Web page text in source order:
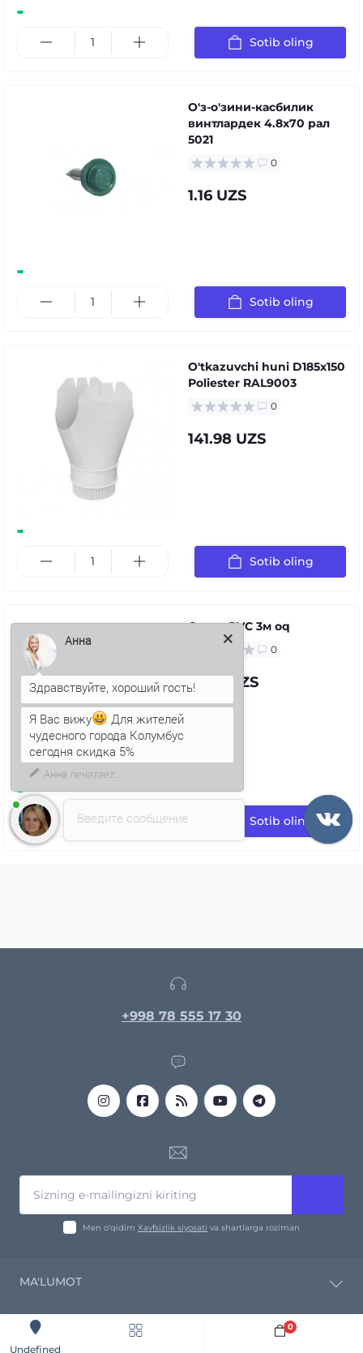
Undefined
0
Sotib oling
Sotib oling
О'з-о'зини-касбилик
винтлардек 4.8x70 рал
5021
0
1.16 UZS
Sotib oling
O'tkazuvchi huni D185х150
Poliester RAL9003
0
141.98 UZS
Sotib oling
Quvur PVC 3м oq
0
71.97 UZS
Sotib oling
+998 78 555 17 30
Men o‘qidim Xavfsizlik siyosati va shartlarga roziman
MA'LUMOT
Kompaniya haqida
Yetkazib bermoq
Введите сообщение
Здравствуйте, хороший гость!
Я Вас вижу
Для жителей
чудесного города Колумбус
сегодня скидка 5%